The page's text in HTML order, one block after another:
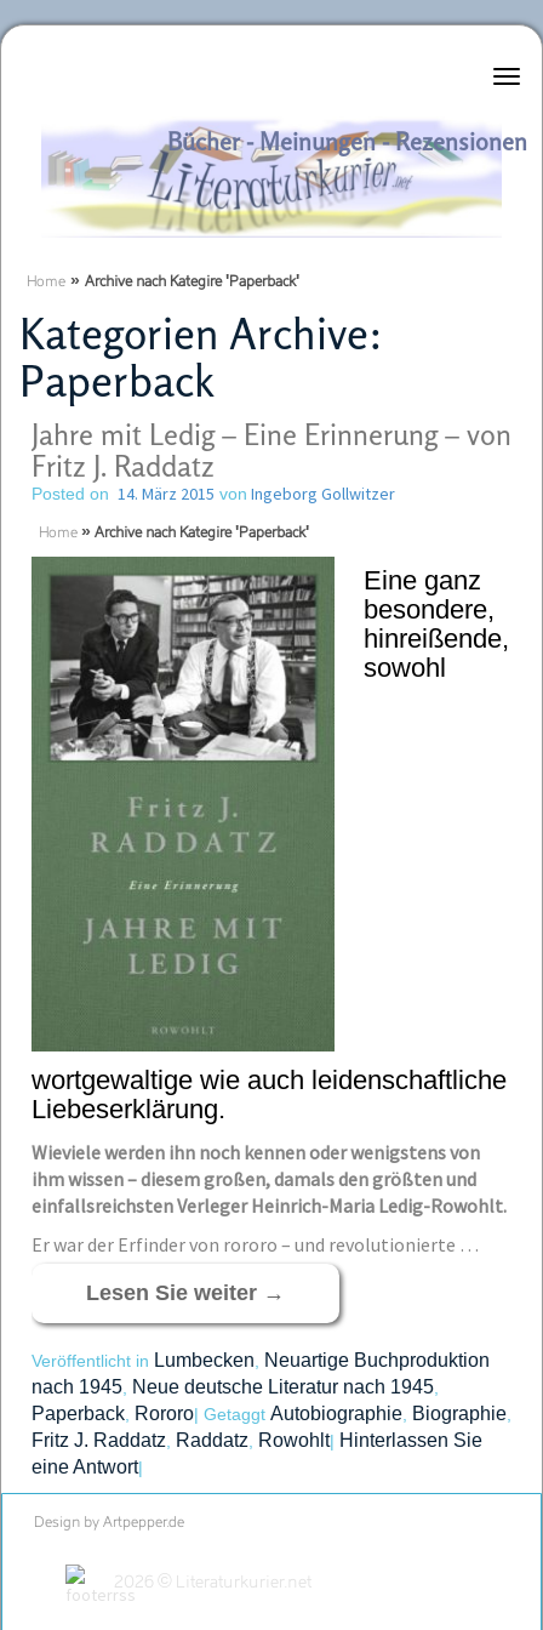
Literaturkurier.net
Bücher - Meinungen - Rezensionen
Home » Archive nach Kategire 'Paperback'
Kategorien Archive:
Paperback
Jahre mit Ledig – Eine Erinnerung – von
Fritz J. Raddatz
Posted on 14. März 2015 von Ingeborg Gollwitzer
Home » Archive nach Kategire 'Paperback'
Eine ganz
besondere,
hinreißende,
sowohl
wortgewaltige wie auch leidenschaftliche
Liebeserklärung.
Wieviele werden ihn noch kennen oder wenigstens von
ihm wissen – diesem großen, damals den größten und
einfallsreichsten Verleger Heinrich-Maria Ledig-Rowohlt.
Er war der Erfinder von rororo – und revolutionierte …
Lesen Sie weiter →
Veröffentlicht in Lumbecken
Neuartige Buchproduktion
nach 1945 Neue deutsche Literatur nach 1945
Paperback Rororo| Getaggt Autobiographie Biographie
Fritz J. Raddatz Raddatz Rowohlt| Hinterlassen Sie
eine Antwort|
2026 © Literaturkurier.net
Design by Artpepper.de